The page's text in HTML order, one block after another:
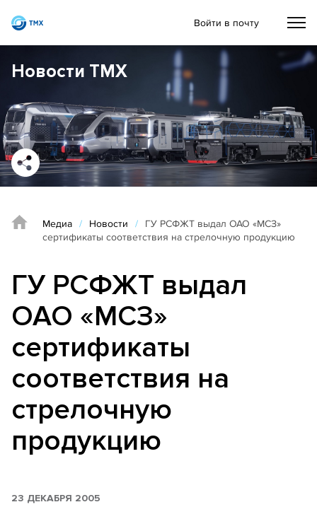
Войти в почту
Новости ТМХ
Медиа / Новости /
ГУ РСФЖТ выдал ОАО «МСЗ»
сертификаты соответствия на стрелочную продукцию
ГУ РСФЖТ выдал
ОАО «МСЗ»
сертификаты
соответствия на
стрелочную
продукцию
23 ДЕКАБРЯ 2005